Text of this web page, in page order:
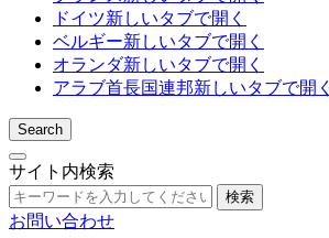
ドイツ新しいタブで開く
ベルギー新しいタブで開く
オランダ新しいタブで開く
アラブ首長国連邦新しいタブで開く
Search
サイト内検索
検索
お問い合わせ